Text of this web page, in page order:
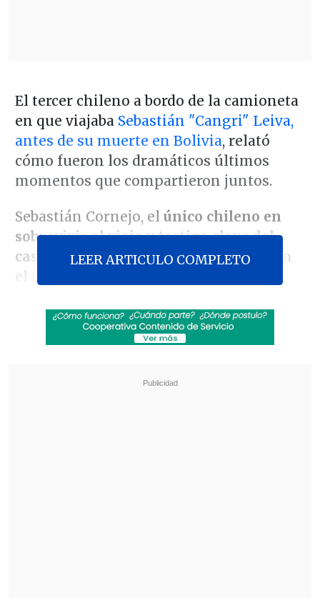
El tercer chileno a bordo de la camioneta
en que viajaba Sebastián "Cangri" Leiva,
antes de su muerte en Bolivia, relató
cómo fueron los dramáticos últimos
momentos que compartieron juntos.
Sebastián Cornejo, el único chileno en
sobrevivir al viaje y testigo clave del
caso
, contósu versión de lo ocurrido
en
el matinal "Bienvenidos" de
Revisa también
Karol G incluirá colaboraciones con Bruno
LEER ARTICULO COMPLETO